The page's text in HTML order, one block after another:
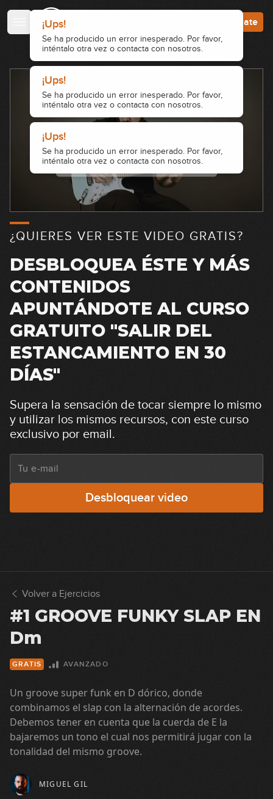
Regístrate
¿QUIERES VER ESTE VIDEO GRATIS?
DESBLOQUEA ÉSTE Y MÁS
CONTENIDOS
APUNTÁNDOTE AL CURSO
GRATUITO "SALIR DEL
ESTANCAMIENTO EN 30
DÍAS"
Supera la sensación de tocar siempre lo mismo
y utilizar los mismos recursos, con este curso
exclusivo por email.
Desbloquear video
Volver a Ejercicios
#1 GROOVE FUNKY SLAP EN
Dm
GRATIS AVANZADO
Un groove super funk en D dórico, donde
combinamos el slap con la alternación de acordes.
Debemos tener en cuenta que la cuerda de E la
bajaremos un tono el cual nos permitirá jugar con la
tonalidad del mismo groove.
MIGUEL GIL